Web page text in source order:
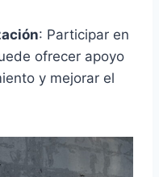
: Participar en
ofrecer apoyo
y mejorar el